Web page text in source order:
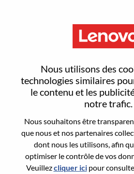
Nous utilisons des
technologies similaires
le contenu et les
notre trafic.
Nous souhaitons être
que nous et nos partenaires
dont nous les utilisons, afin
optimiser le contrôle de vos
Veuillezcliquer icipour
Reset password
Are you sure you want
Enter the email address
account, then click